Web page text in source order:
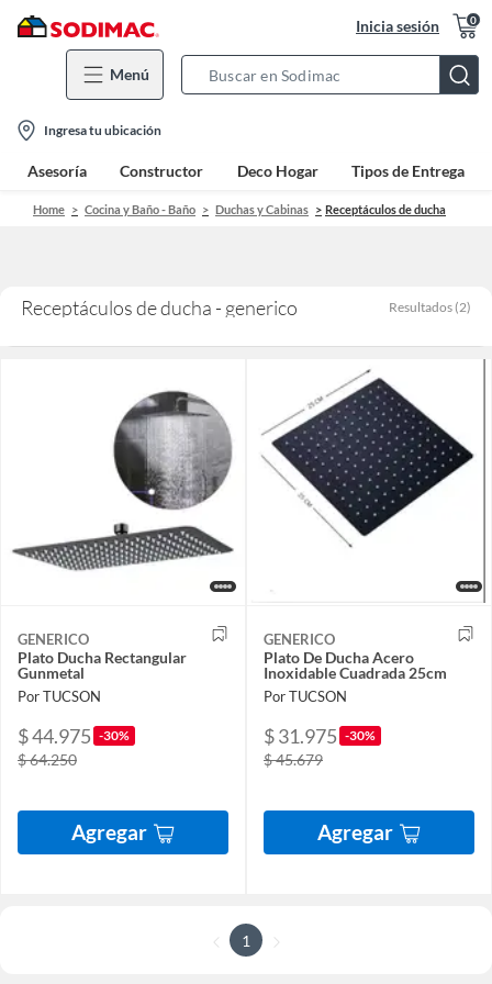
Inicia sesión 0
Menú
Bar
location-
icon
Ingresa tu ubicación
Asesoría Constructor Deco Hogar Tipos de Entrega
Home Cocina y Baño - Baño Duchas y Cabinas Receptáculos de ducha
Receptáculos de ducha - generico Resultados (2)
GENERICO
Plato Ducha Rectangular
Gunmetal
Por TUCSON
$ 44.975 -30%
$ 64.250
Agregar
GENERICO
Plato De Ducha Acero
Inoxidable Cuadrada 25cm
Por TUCSON
$ 31.975 -30%
$ 45.679
Agregar
1